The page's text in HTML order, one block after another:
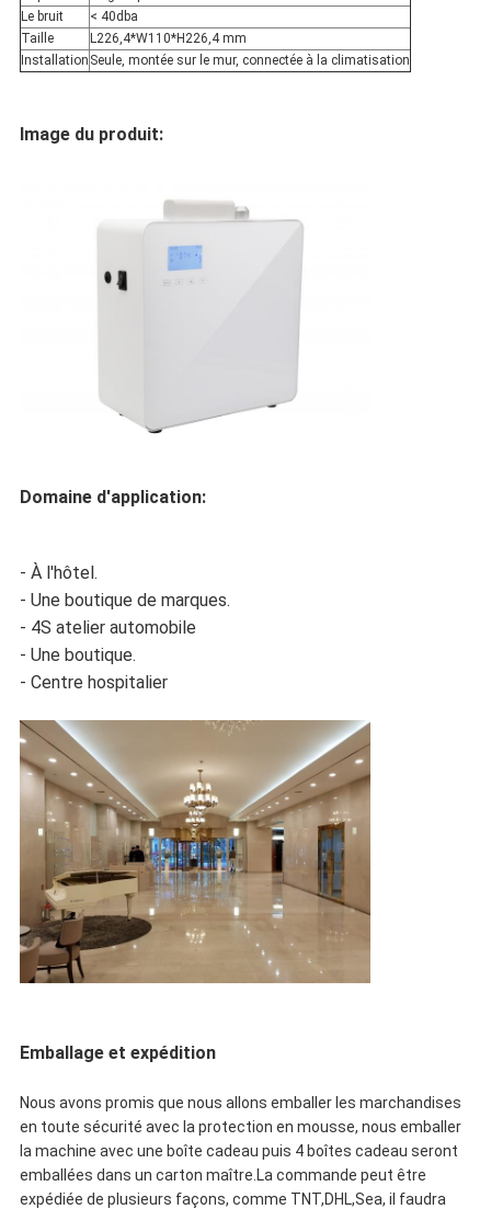
Le bruit
< 40dba
Taille
L226,4*W110*H226,4 mm
Installation Seule, montée sur le mur, connectée à la climatisation
Image du produit:
Domaine d'application:
- À l'hôtel.
- Une boutique de marques.
- 4S atelier automobile
- Une boutique.
- Centre hospitalier
Emballage et expédition
Nous avons promis que nous allons emballer les marchandises
en toute sécurité avec la protection en mousse, nous emballer
la machine avec une boîte cadeau puis 4 boîtes cadeau seront
emballées dans un carton maître.La commande peut être
expédiée de plusieurs façons, comme TNT,DHL,Sea, il faudra